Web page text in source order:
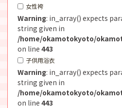
女性袴
Warning: in_array() expects
string given in
/home/okamotokyoto/
on line 443
子供用浴衣
Warning: in_array() expects
string given in
/home/okamotokyoto/
on line 443